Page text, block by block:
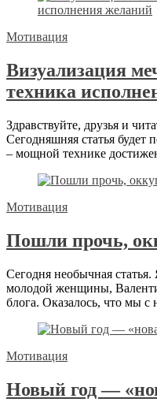
Мотивация
Визуализация
техника
Здравствуйте, друзья и
Сегодняшняя статья будет
– мощной технике
Мотивация
Пошли прочь,
Сегодня необычная
молодой женщины,
блога. Оказалось, что мы с
Мотивация
Новый год —